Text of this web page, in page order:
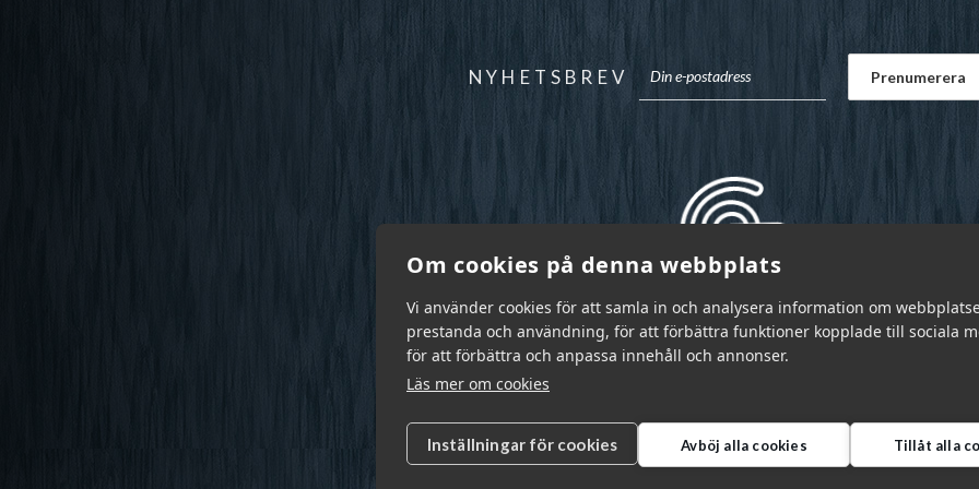
Om cookies på denna webbplats
Vi använder cookies för att samla in och analysera information om
prestanda och användning, för att förbättra funktioner kopplade till sociala
för att förbättra och anpassa innehåll och annonser.
Läs mer om cookies
Inställningar för cookies Avböj alla cookies Tillåt alla
NYHETSBREV
Garnr Sverige AB © 2026 | info@garnr.se 031 - 92